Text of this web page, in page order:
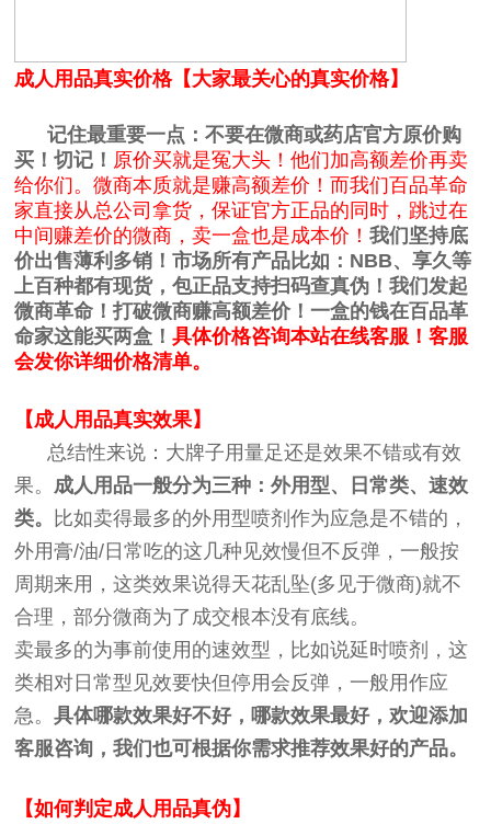
成人用品真实价格【大家最关心的真实价格】
记住最重要一点：不要在微商或药店官方原价购
买！切记！ 原价买就是冤大头！他们加高额差价再卖
给你们。微商本质就是赚高额差价！而我们百品革命
家直接从总公司拿货，保证官方正品的同时，跳过在
中间赚差价的微商，卖一盒也是成本价！我们坚持底
价出售薄利多销！市场所有产品比如：NBB、享久等
上百种都有现货，包正品支持扫码查真伪！我们发起
微商革命！打破微商赚高额差价！一盒的钱在百品革
命家这能买两盒！具体价格咨询本站在线客服！客服
会发你详细价格清单。
【成人用品真实效果】
总结性来说：大牌子用量足还是效果不错或有效
果。 成人用品一般分为三种：外用型、日常类、速效
类。
比如卖得最多的外用型喷剂作为应急是不错的，
外用膏/油/日常吃的这几种见效慢但不反弹，一般按
周期来用，这类效果说得天花乱坠(多见于微商)就不
合理，部分微商为了成交根本没有底线。
卖最多的为事前使用的速效型，比如说延时喷剂，这
类相对日常型见效要快但停用会反弹，一般用作应
急。具体哪款效果好不好，哪款效果最好，欢迎添加
客服咨询，我们也可根据你需求推荐效果好的产品。
【如何判定成人用品真伪】